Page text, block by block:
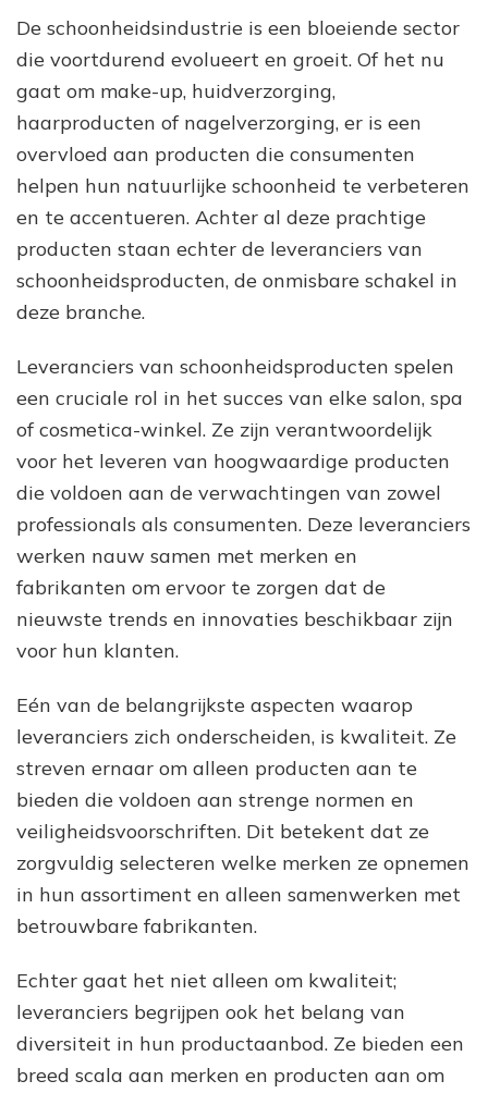
de
De schoonheidsindustrie is een bloeiende sector
die voortdurend evolueert en groeit. Of het nu
gaat om make-up, huidverzorging,
haarproducten of nagelverzorging, er is een
overvloed aan producten die consumenten
helpen hun natuurlijke schoonheid te verbeteren
en te accentueren. Achter al deze prachtige
producten staan echter de leveranciers van
schoonheidsproducten, de onmisbare schakel in
deze branche.
Leveranciers van schoonheidsproducten spelen
een cruciale rol in het succes van elke salon, spa
of cosmetica-winkel. Ze zijn verantwoordelijk
voor het leveren van hoogwaardige producten
die voldoen aan de verwachtingen van zowel
professionals als consumenten. Deze leveranciers
werken nauw samen met merken en
fabrikanten om ervoor te zorgen dat de
nieuwste trends en innovaties beschikbaar zijn
voor hun klanten.
Eén van de belangrijkste aspecten waarop
leveranciers zich onderscheiden, is kwaliteit. Ze
streven ernaar om alleen producten aan te
bieden die voldoen aan strenge normen en
veiligheidsvoorschriften. Dit betekent dat ze
zorgvuldig selecteren welke merken ze opnemen
in hun assortiment en alleen samenwerken met
betrouwbare fabrikanten.
Echter gaat het niet alleen om kwaliteit;
leveranciers begrijpen ook het belang van
diversiteit in hun productaanbod. Ze bieden een
breed scala aan merken en producten aan om